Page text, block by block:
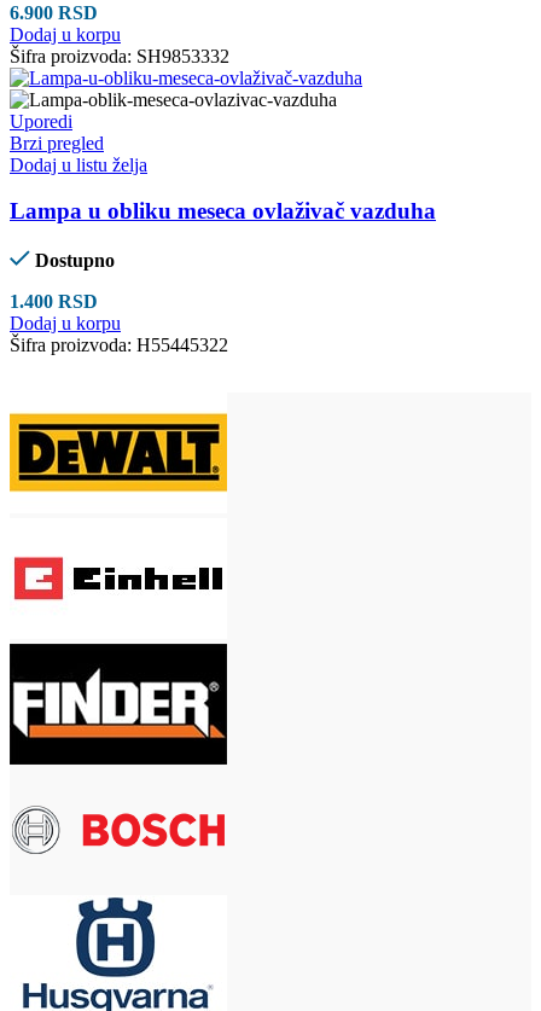
6.900 RSD
Dodaj u korpu
Šifra proizvoda: SH9853332
Uporedi
Brzi pregled
Dodaj u listu želja
Lampa u obliku meseca ovlaživač vazduha
Dostupno
1.400 RSD
Dodaj u korpu
Šifra proizvoda: H55445322